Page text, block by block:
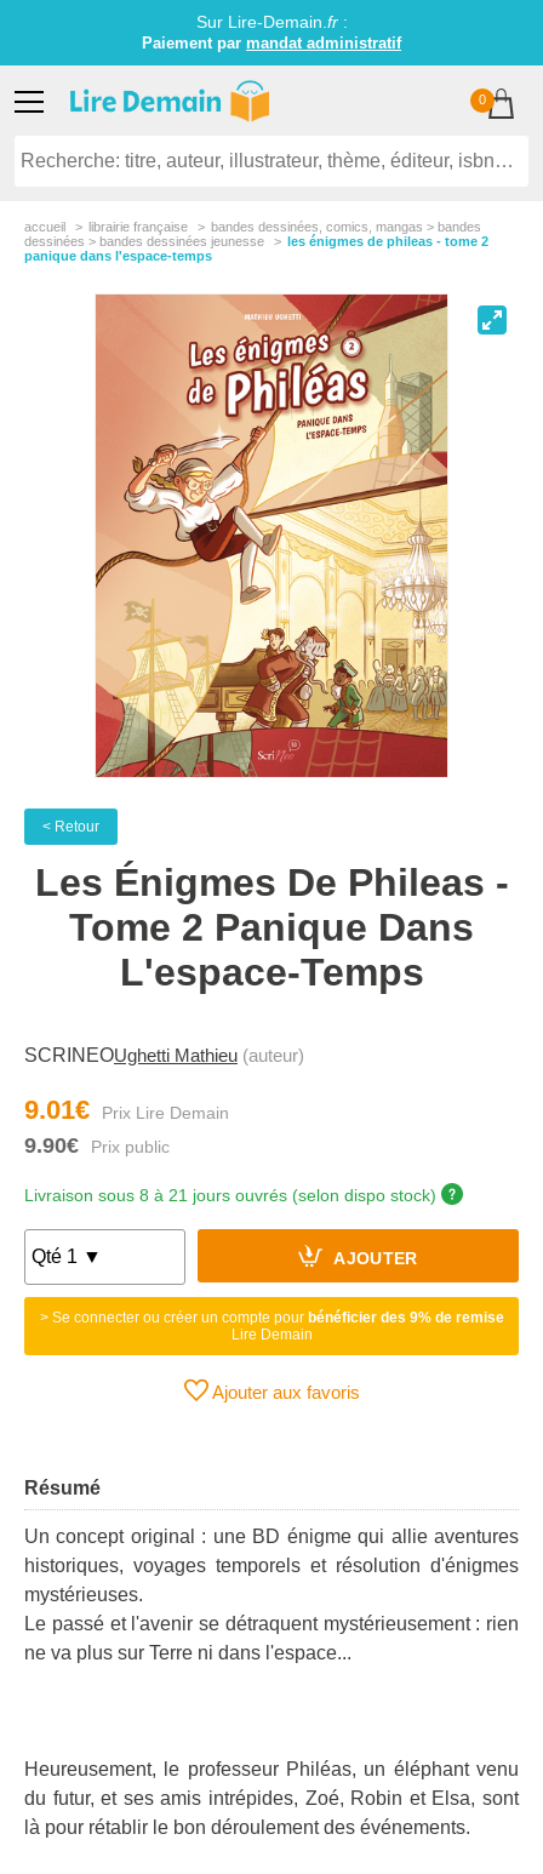
Sur Lire-Demain. fr:
Paiement par mandat administratif
0
accueil librairie française
bandes dessinées, comics, mangas > bandes
dessinées > bandes dessinées jeunesse
les énigmes de phileas - tome 2
panique dans l'espace-temps
< Retour
Les Énigmes De Phileas -
Tome 2 Panique Dans
L'espace-Temps
SCRINEOUghetti Mathieu (auteur)
9.01€
9.90€
Livraison sous 8 à 21 jours ouvrés (selon dispo stock)
AJOUTER
> Se connecter ou créer un compte pour bénéficier des 9% de remise
Lire Demain
Ajouter aux favoris
Résumé
Un concept original : une BD énigme qui allie aventures
historiques, voyages temporels et résolution d'énigmes
mystérieuses.
Le passé et l'avenir se détraquent mystérieusement : rien
ne va plus sur Terre ni dans l'espace...
Heureusement, le professeur Philéas, un éléphant venu
du futur, et ses amis intrépides, Zoé, Robin et Elsa, sont
là pour rétablir le bon déroulement des événements.